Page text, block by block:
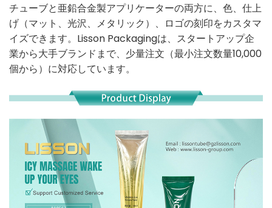
チューブと亜鉛合金製アプリケーターの両方に、色、仕上
げ（マット、光沢、メタリック）、ロゴの刻印をカスタマ
イズできます。Lisson Packagingは、スタートアップ企
業から大手ブランドまで、少量注文（最小注文数量10,000
個から）に対応しています。